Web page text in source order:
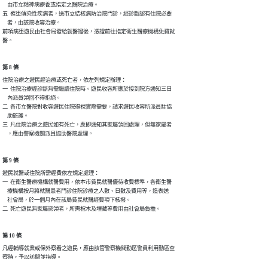
    由市立精神病療養或指定之醫院治療。
五  罹患傳染性疾病者，送市立結核病防治院門診，經診斷認有住院必要
    者，由該院收容治療。
前項病患遊民由社會局發給就醫證後，憑證前往指定衛生醫療機構免費就
第 8 條
住院治療之遊民經治療或死亡者，依左列規定辦理：
一  住院治療經診斷無需繼續住院時。遊民收容所應於接到院方通知三日
    內派員領回不得拒絕。
二  各市立醫院對收容遊民住院得視實際需要，請求遊民收容所派員駐協
    肋監護。
三  凡住院治療之遊民如有死亡，應即通知其家屬領回處理，但無家屬者
第 9 條
遊民就醫或住院所需經費依左規定處理：
一  在衛生醫療機構就醫費用，依本市貧民就醫優待收費標準，各衛生醫
    療機構按月將就醫患者門診住院診療之人數、日數及費用等，造表送
    社會局，於一個月內在該局貧民就醫經費項下核撥。
第 10 條
凡經輔導就業或保外察看之遊民，應由該管警察機關勤區警員利用勤區查